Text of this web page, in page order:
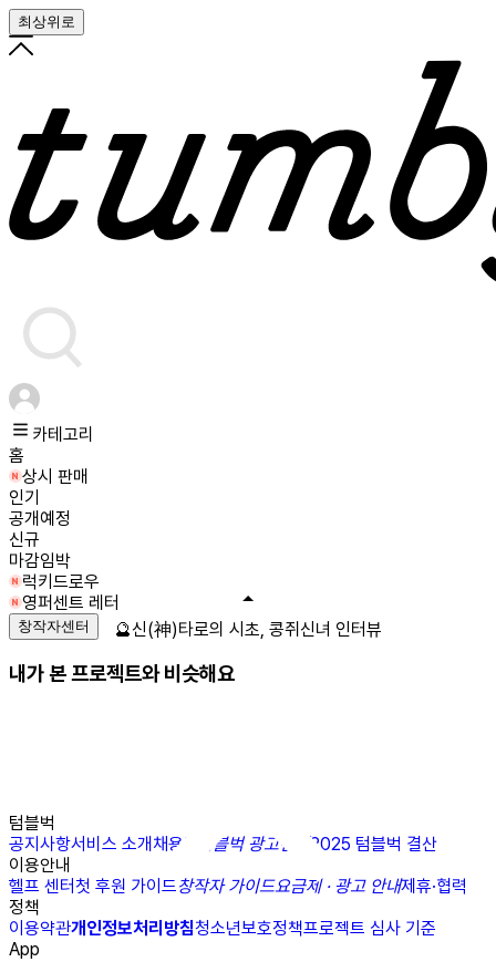
최상위로
카테고리
홈
상시 판매
인기
공개예정
신규
마감임박
럭키드로우
영퍼센트 레터
창작자센터
내가 본 프로젝트와 비슷해요
텀블벅
공지사항서비스 소개채용N 텀블벅 광고센터
2025 텀블벅 결산
이용안내
헬프 센터첫 후원 가이드창작자 가이드요금제 · 광고 안내제휴·협력
정책
이용약관개인정보처리방침청소년보호정책프로젝트 심사 기준
App
🔮신(神)타로의 시초, 콩쥐신녀 인터뷰